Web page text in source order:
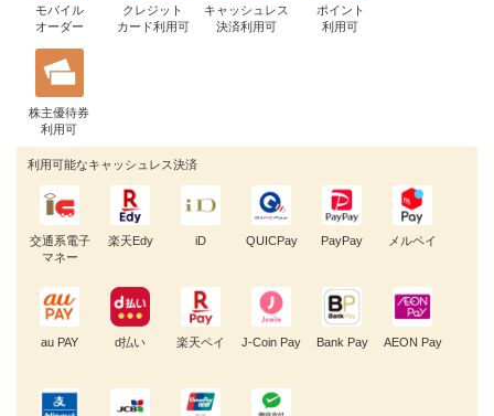
モバイル
オーダー
クレジット
カード利用可
キャッシュレス
決済利用可
ポイント
利用可
株主優待券
利用可
利用可能なキャッシュレス決済
交通系電子
マネー
楽天Edy iD QUICPay PayPay メルペイ
au PAY d払い 楽天ペイ J-Coin Pay Bank Pay AEON Pay